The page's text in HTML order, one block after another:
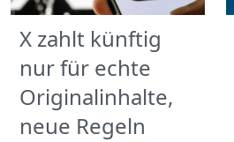
X zahlt künftig
nur für echte
Originalinhalte,
neue Regeln